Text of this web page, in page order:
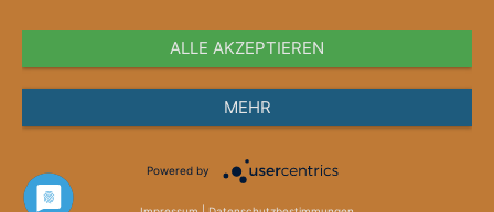
ALLE AKZEPTIEREN
MEHR
Powered by